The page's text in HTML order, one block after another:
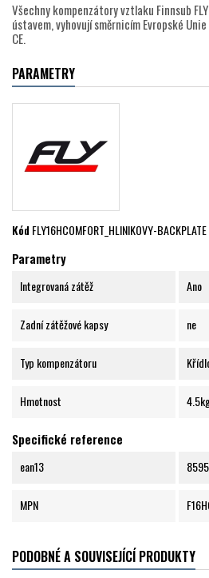
Všechny kompenzátory vztlaku Finnsub
ústavem, vyhovují směrnicím Evropské
CE.
PARAMETRY
KódFLY16HCOMFORT_HLINIKOVY-BACKPLATE
Parametry
Integrovaná zátěž Ano
Zadní zátěžové kapsy ne
Typ kompenzátoru
Hmotnost
Specifické reference
ean13
MPN
PODOBNÉ A SOUVISEJÍCÍ PRODUKTY